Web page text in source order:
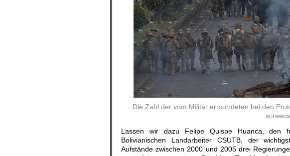
Die Zahl der vom Militär ermotrdeten bei den
Lassen wir dazu Felipe Quispe Huanca, den
Bolivianischen Landarbeiter CSUTB, der
Aufstände zwischen 2000 und 2005 drei